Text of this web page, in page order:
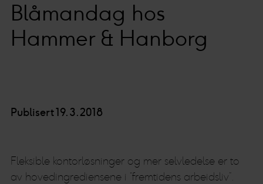
Blåmandag hos
Hammer & Hanborg
Publisert 19.3.2018
Fleksible kontorløsninger og mer selvledelse er to
av hovedingrediensene i “fremtidens arbeidsliv”.